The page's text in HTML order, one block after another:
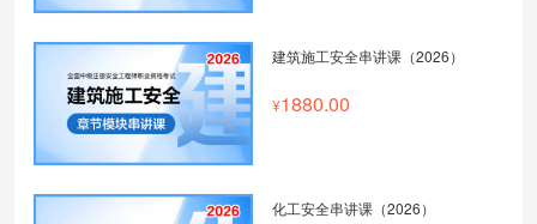
建筑施工安全串讲课（2026）
1880.00
化工安全串讲课（2026）